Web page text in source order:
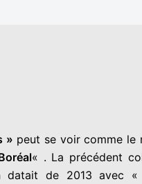
» peut se voir comme le
« . La précédent
datait de 2013 avec «